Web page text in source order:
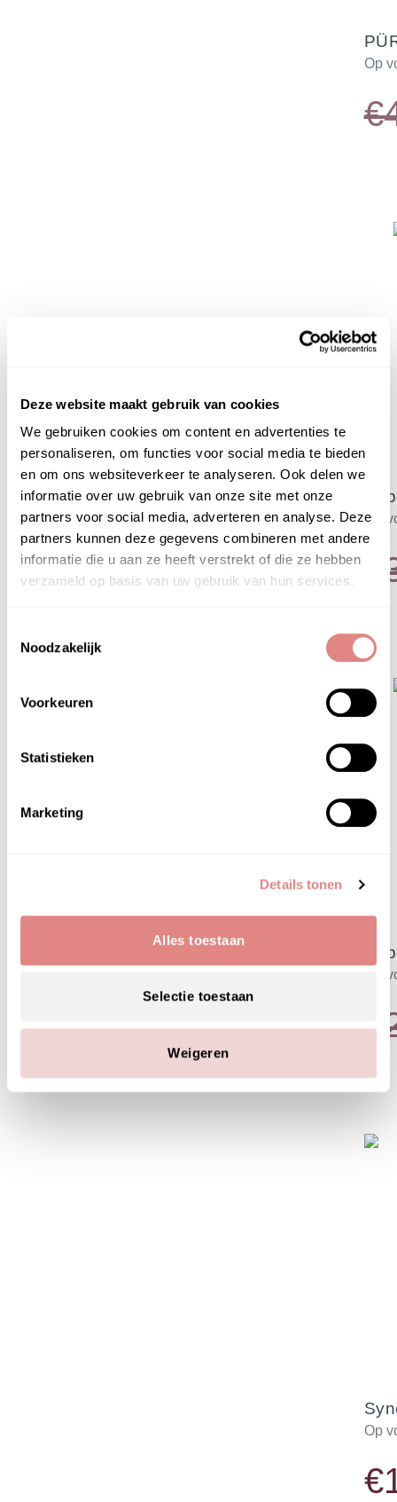
Deze website maakt gebruik van cookies
We gebruiken cookies om content en advertenties te
personaliseren, om functies voor social media te bieden
en om ons websiteverkeer te analyseren. Ook delen we
informatie over uw gebruik van onze site met onze
partners voor social media, adverteren en analyse. Deze
partners kunnen deze gegevens combineren met andere
informatie die u aan ze heeft verstrekt of die ze hebben
verzameld op basis van uw gebruik van hun services.
Noodzakelijk
Voorkeuren
Statistieken
Marketing
Details tonen
Alles toestaan
Selectie toestaan
Weigeren
Op
€
Op
Op
€
Op
€